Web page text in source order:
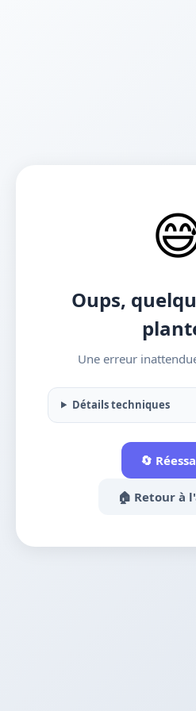
Oups,
Une erreur
Détails techniques
🔄
🏠 Retour à